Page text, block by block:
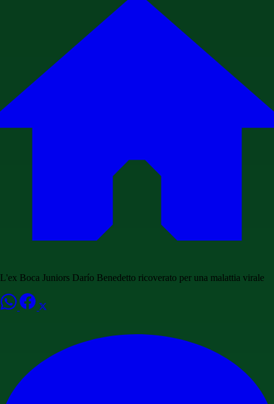
L'ex Boca Juniors Darío Benedetto ricoverato per una malattia virale